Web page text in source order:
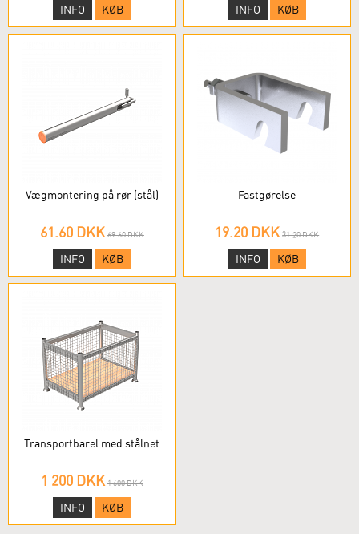
INFO KØB INFO KØB
Vægmontering på rør (stål)
61.60 DKK 69.60 DKK
INFO KØB
Fastgørelse
19.20 DKK 31.20 DKK
INFO KØB
Transportbarel med stålnet
1 200 DKK 1 600 DKK
INFO KØB